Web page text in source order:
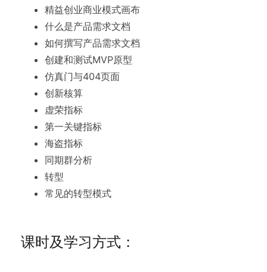
精益创业商业模式画布
什么是产品需求文档
如何撰写产品需求文档
创建和测试MVP原型
仿真门与404页面
创新核算
虚荣指标
第一关键指标
海盗指标
同期群分析
转型
常见的转型模式
课时及学习方式：